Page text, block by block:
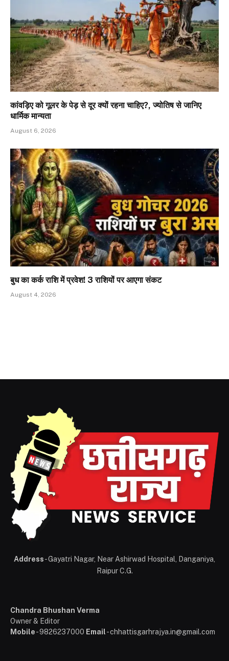
कांवड़िए को गूलर के पेड़ से दूर क्यों रहना चाहिए?, ज्योतिष से जानिए
धार्मिक मान्यता
August 6, 2026
बुध का कर्क राशि में प्रवेश! 3 राशियों पर आएगा संकट
August 4, 2026
Address- Gayatri Nagar, Near Ashirwad Hospital, Danganiya,
Raipur C.G.
Chandra Bhushan Verma
Owner & Editor
Mobile- 9826237000 Email- chhattisgarhrajya.in@gmail.com